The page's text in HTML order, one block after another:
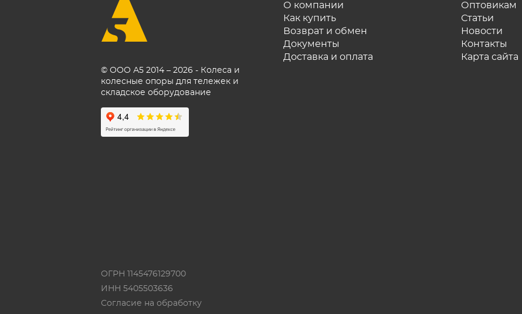
© ООО А5 2014 – 2026 - Колеса и
колесные опоры для тележек и
складское оборудование
О компании
Как купить
Возврат и обмен
Документы
Доставка и оплата
Оптовикам
Статьи
Новости
Контакты
Карта сайта
ОГРН 1145476129700
ИНН 5405503636
Согласие на обработку